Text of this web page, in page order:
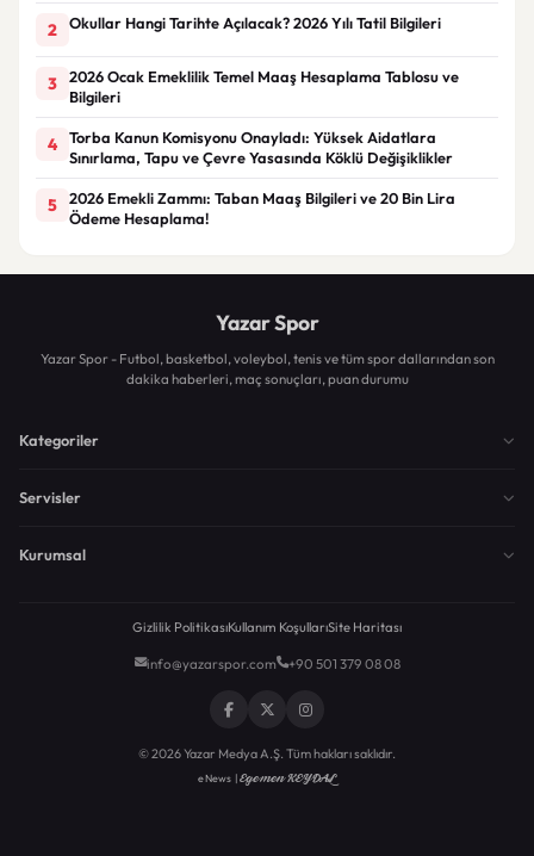
2 Okullar Hangi Tarihte Açılacak? 2026 Yılı Tatil Bilgileri
3
2026 Ocak Emeklilik Temel Maaş Hesaplama Tablosu ve
Bilgileri
4
Torba Kanun Komisyonu Onayladı: Yüksek Aidatlara
Sınırlama, Tapu ve Çevre Yasasında Köklü Değişiklikler
5
2026 Emekli Zammı: Taban Maaş Bilgileri ve 20 Bin Lira
Ödeme Hesaplama!
Yazar Spor
Yazar Spor - Futbol, basketbol, voleybol, tenis ve tüm spor dallarından son
dakika haberleri, maç sonuçları, puan durumu
Kategoriler
Servisler
Kurumsal
Gizlilik PolitikasıKullanım KoşullarıSite Haritası
info@yazarspor.com +90 501 379 08 08
© 2026 Yazar Medya A.Ş. Tüm hakları saklıdır.
eNews |Egemen KEYDAL